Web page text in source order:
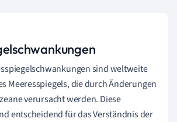
sind weltweite
Meeresspiegels, die durch Änderungen
verursacht werden. Diese
entscheidend für das Verständnis der